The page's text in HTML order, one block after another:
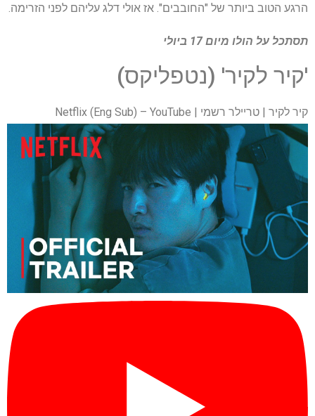
הרגע הטוב ביותר של "החובבים". אז אולי דלג עליהם לפני הזרימה.
תסתכל על הולו מיום 17 ביולי
'קיר לקיר' (נטפליקס)
קיר לקיר | טריילר רשמי | Netflix (Eng Sub) – YouTube